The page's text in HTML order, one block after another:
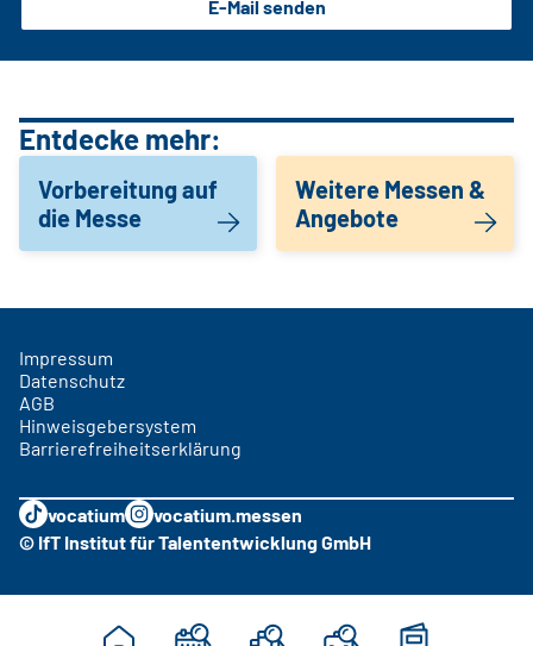
E-Mail senden
Entdecke mehr:
Vorbereitung auf
die Messe
Weitere Messen &
Angebote
Impressum
Datenschutz
AGB
Hinweisgebersystem
Barrierefreiheitserklärung
vocatium
vocatium.messen
© IfT Institut für Talententwicklung GmbH